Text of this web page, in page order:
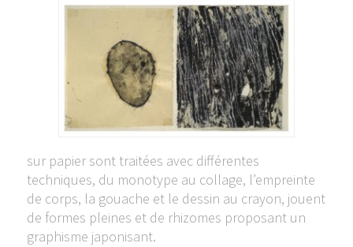
sur papier sont traitées avec différentes
techniques, du monotype au collage, l’empreinte
de corps, la gouache et le dessin au crayon, jouent
de formes pleines et de rhizomes proposant un
graphisme japonisant.